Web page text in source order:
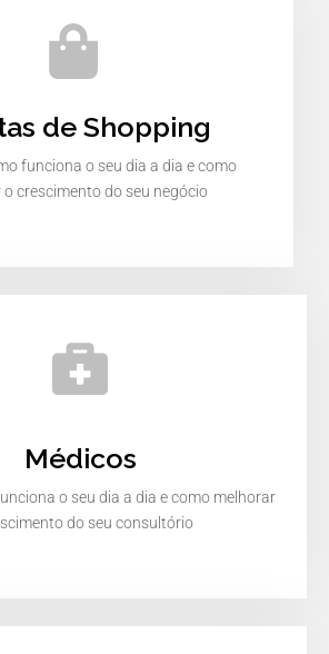
de Shopping
funciona o seu dia a dia e como
o crescimento do seu negócio
Médicos
o seu dia a dia e como melhorar
do seu consultório